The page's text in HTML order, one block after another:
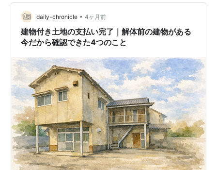
代金の支払いまでを記録してきました。 この記事では、
これまでの土地探しに関する記事を、時系列で整理して
おきます。 これから注文住宅の土地探しを…
daily-chronicle • 4ヶ月前
建物付き土地の支払い完了｜解体前の建物がある
今だから確認できた4つのこと